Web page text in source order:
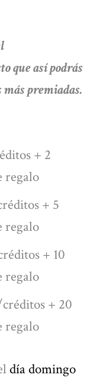
que así podrás
premiadas.
+ 2
regalo
+ 5
regalo
+ 10
regalo
+ 20
regalo
día domingo